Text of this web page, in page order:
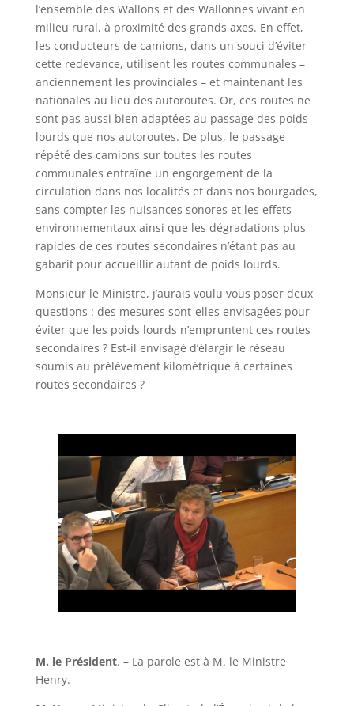
l’ensemble des Wallons et des Wallonnes vivant en
milieu rural, à proximité des grands axes. En effet,
les conducteurs de camions, dans un souci d’éviter
cette redevance, utilisent les routes communales –
anciennement les provinciales – et maintenant les
nationales au lieu des autoroutes. Or, ces routes ne
sont pas aussi bien adaptées au passage des poids
lourds que nos autoroutes. De plus, le passage
répété des camions sur toutes les routes
communales entraîne un engorgement de la
circulation dans nos localités et dans nos bourgades,
sans compter les nuisances sonores et les effets
environnementaux ainsi que les dégradations plus
rapides de ces routes secondaires n’étant pas au
gabarit pour accueillir autant de poids lourds.
Monsieur le Ministre, j’aurais voulu vous poser deux
questions : des mesures sont-elles envisagées pour
éviter que les poids lourds n’empruntent ces routes
secondaires ? Est-il envisagé d’élargir le réseau
soumis au prélèvement kilométrique à certaines
routes secondaires ?
M. le Président. – La parole est à M. le Ministre
Henry.